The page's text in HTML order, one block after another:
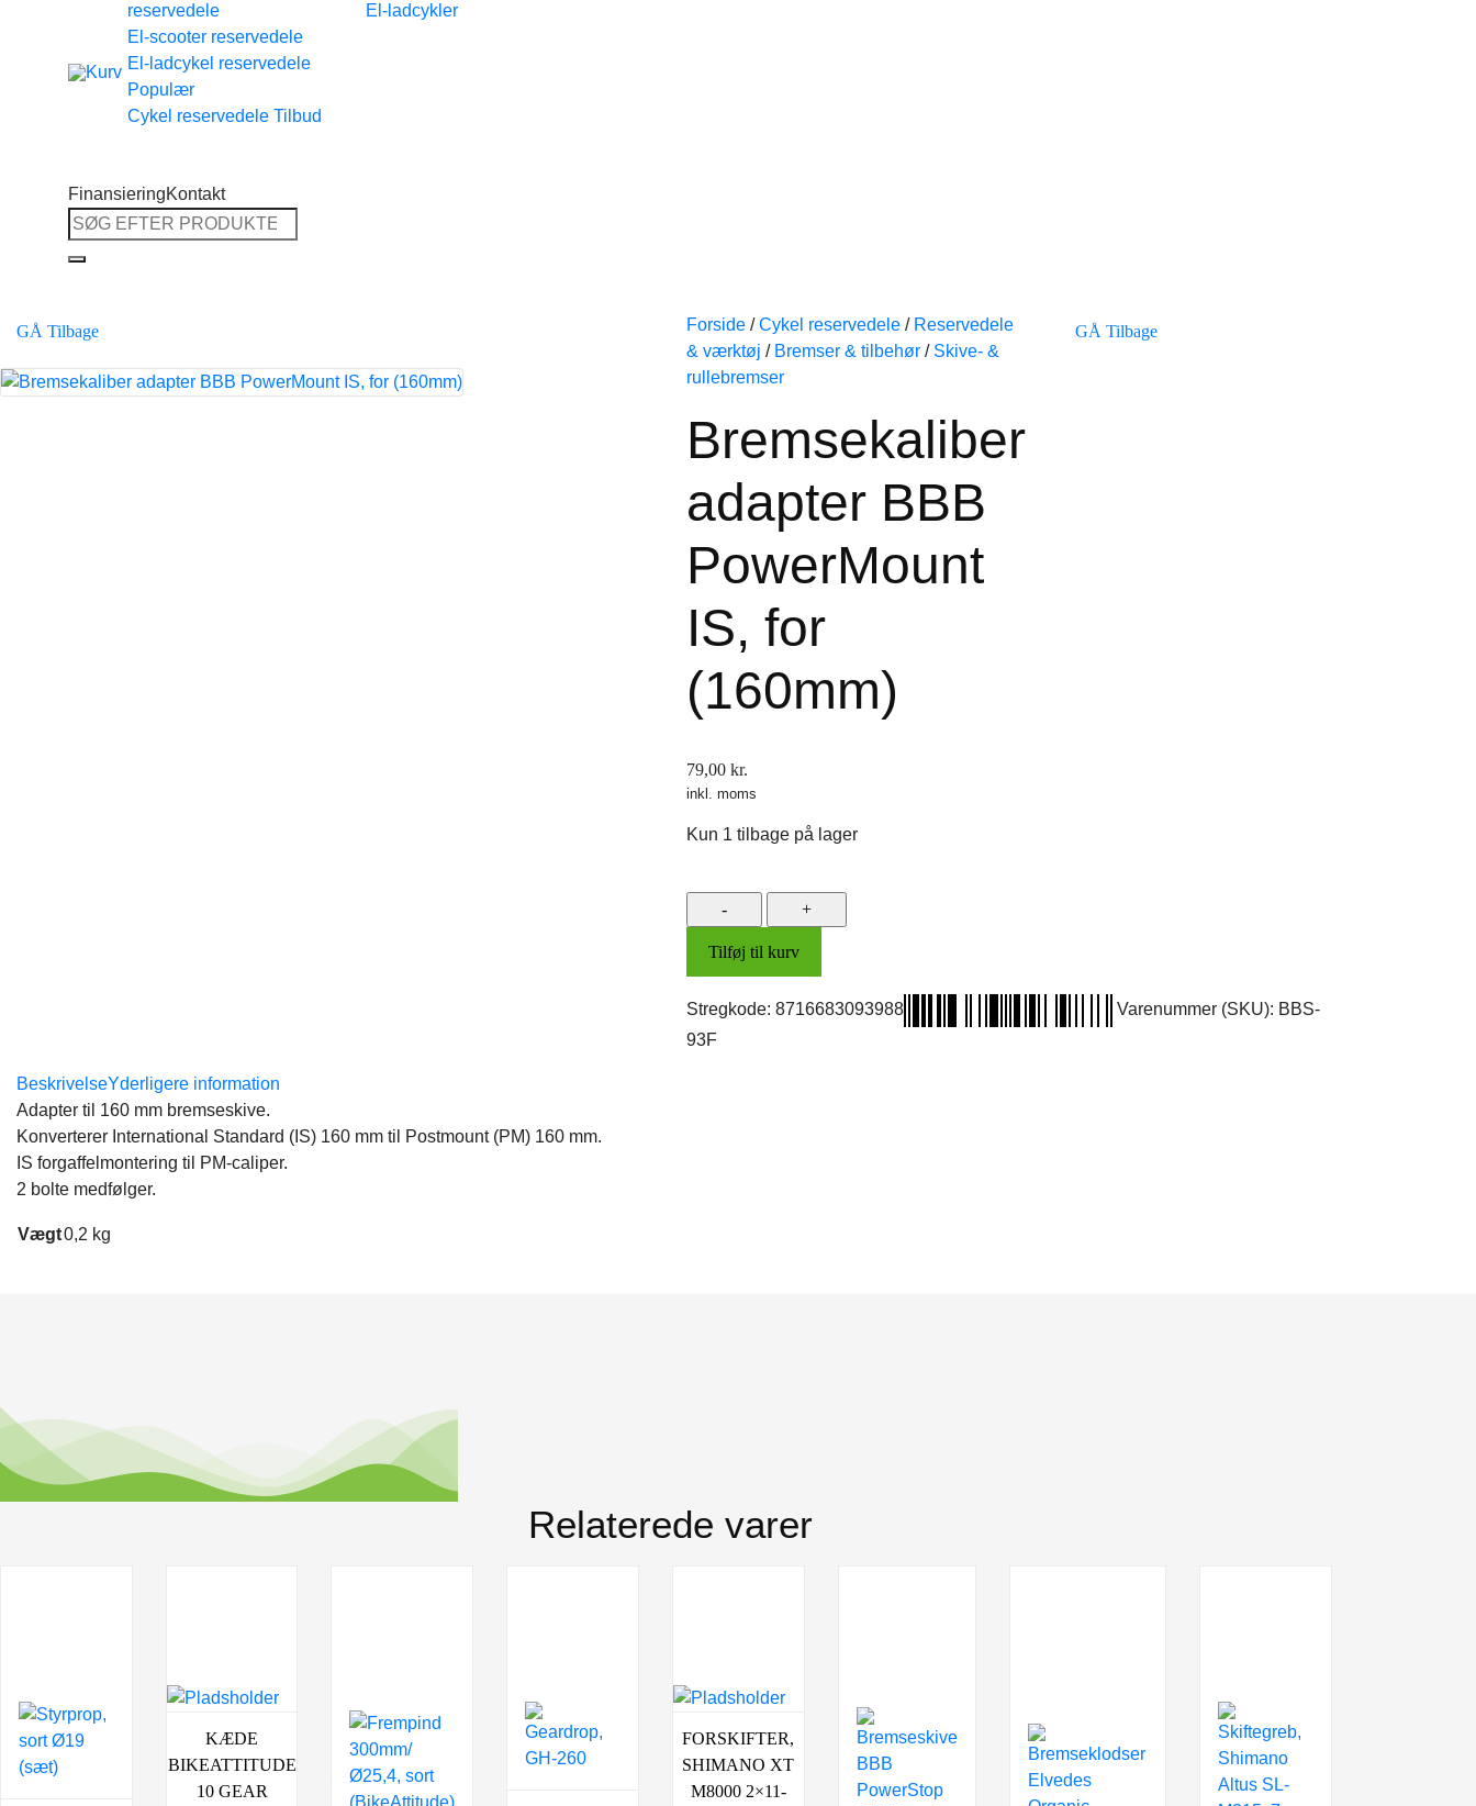
Tilbage til shoppen
reservedele
El-scooter reservedele
El-ladcykel reservedele
Cykel reservedele
El-ladcykler
FinansieringKontakt
Søg
efter:
GÅ Tilbage Forside / Cykel reservedele / Reservedele
& værktøj / Bremser & tilbehør / Skive- &
rullebremser
Bremsekaliber
adapter BBB
PowerMount
IS, for
(160mm)
GÅ Tilbage
79,00 kr.
inkl. moms
Kun 1 tilbage på lager
Bremsekaliber
adapter
BBB
PowerMount
IS,
Tilføj til kurv
Stregkode: 8716683093988 Varenummer (SKU): BBS-
93F
BeskrivelseYderligere information
Adapter til 160 mm bremseskive.
Konverterer International Standard (IS) 160 mm til Postmount (PM) 160 mm.
IS forgaffelmontering til PM-caliper.
2 bolte medfølger.
Vægt0,2 kg
Relaterede varer
KÆDE
BIKEATTITUDE
10 GEAR
FORSKIFTER,
SHIMANO XT
M8000 2×11-